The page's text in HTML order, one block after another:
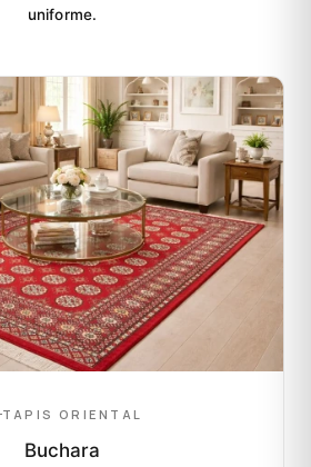
uniforme.
TAPIS ORIENTAL
Buchara